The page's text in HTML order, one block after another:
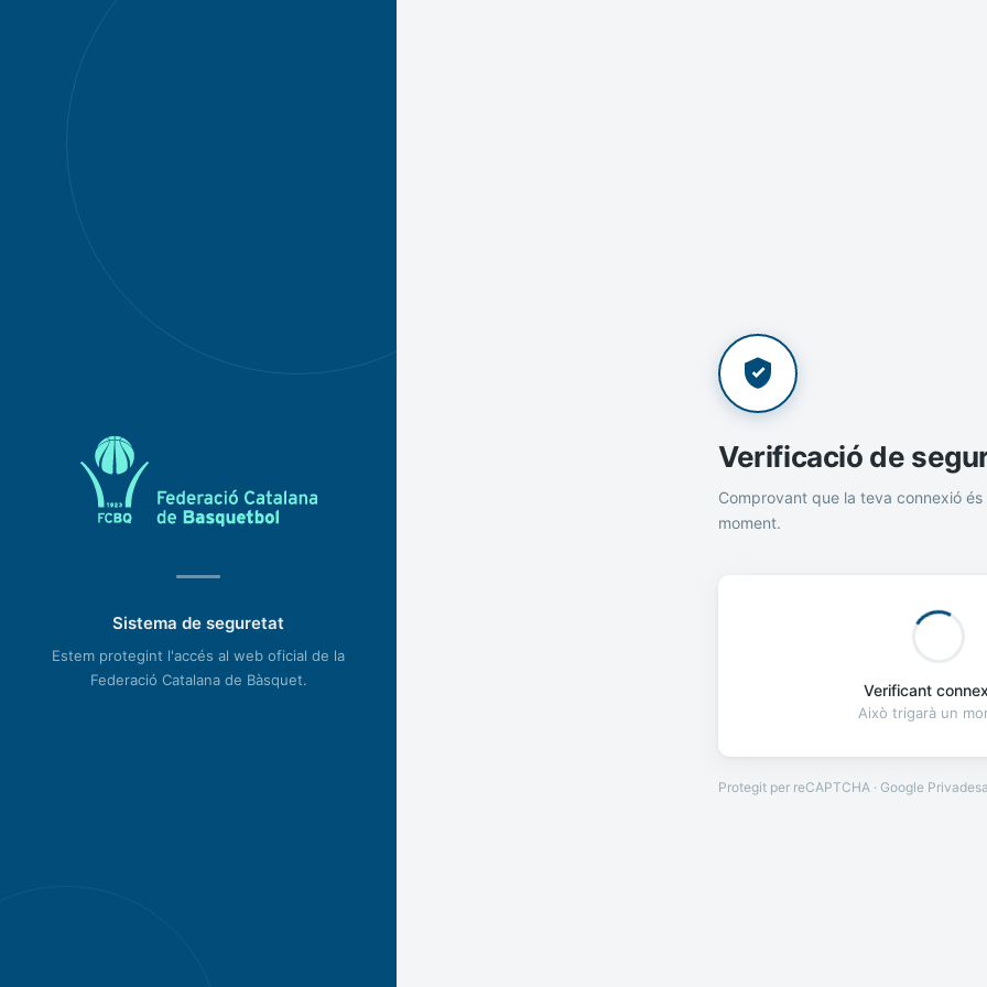
Sistema de seguretat
Estem protegint l'accés al web oficial de la
Federació Catalana de Bàsquet.
Verificació de
Comprovant que la teva connexió és
moment.
Verificant
Això trigarà un
Protegit per reCAPTCHA · Google Privadesa